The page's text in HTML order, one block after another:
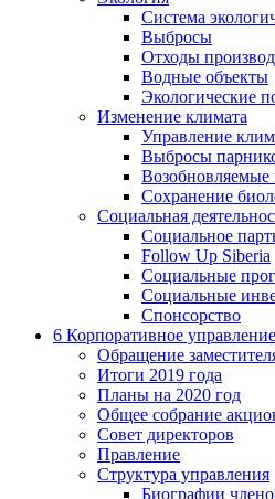
Система
Выбросы
Отходы
Водные объекты
Экологические
Изменение климата
Управление
Выбросы
Возобновляемые
Сохранение
Социальная
Социальное
Follow Up Siberia
Социальные
Социальные
Спонсорство
6 Корпоративное управление
Обращение
Итоги 2019 года
Планы на 2020 год
Общее собрание
Совет директоров
Правление
Структура управления
Биографии